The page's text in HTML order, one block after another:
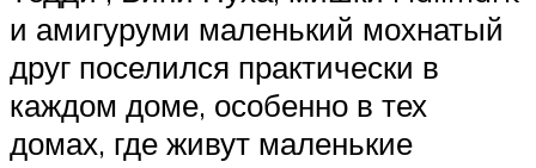
и амигуруми маленький мохнатый
друг поселился практически в
каждом доме, особенно в тех
домах, где живут маленькие